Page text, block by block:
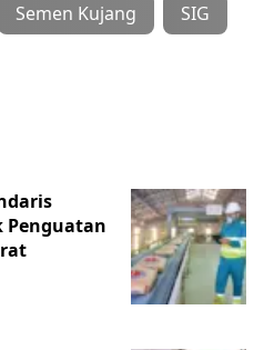
Semen Kujang SIG
Penguatan